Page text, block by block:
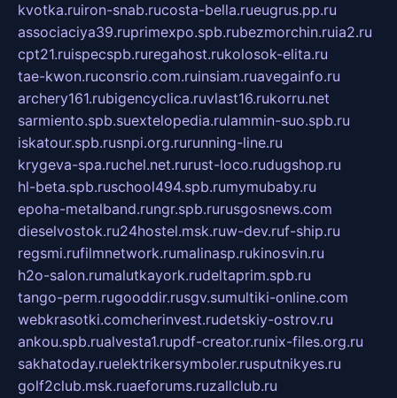
kvotka.ruiron-snab.rucosta-bella.rueugrus.pp.ru
associaciya39.ruprimexpo.spb.rubezmorchin.ruia2.ru
cpt21.ruispecspb.ruregahost.rukolosok-elita.ru
tae-kwon.ruconsrio.com.ruinsiam.ruavegainfo.ru
archery161.rubigencyclica.ruvlast16.rukorru.net
sarmiento.spb.suextelopedia.rulammin-suo.spb.ru
iskatour.spb.rusnpi.org.rurunning-line.ru
krygeva-spa.ruchel.net.rurust-loco.rudugshop.ru
hl-beta.spb.ruschool494.spb.rumymubaby.ru
epoha-metalband.rungr.spb.rurusgosnews.com
dieselvostok.ru24hostel.msk.ruw-dev.ruf-ship.ru
regsmi.rufilmnetwork.rumalinasp.rukinosvin.ru
h2o-salon.rumalutkayork.rudeltaprim.spb.ru
tango-perm.rugooddir.rusgv.sumultiki-online.com
webkrasotki.comcherinvest.rudetskiy-ostrov.ru
ankou.spb.rualvesta1.rupdf-creator.runix-files.org.ru
sakhatoday.ruelektrikersymboler.rusputnikyes.ru
golf2club.msk.ruaeforums.ruzallclub.ru